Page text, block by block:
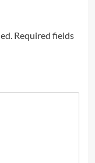
Required fields